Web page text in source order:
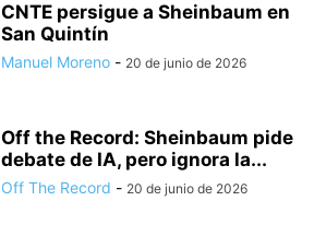
CNTE persigue a Sheinbaum en
San Quintín
Manuel Moreno - 20 de junio de 2026
Off the Record: Sheinbaum pide
debate de IA, pero ignora la...
Off The Record - 20 de junio de 2026